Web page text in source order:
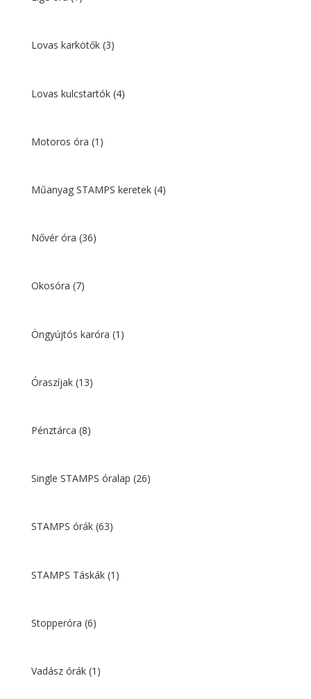
Lovas karkötők (3)
Lovas kulcstartók (4)
Motoros óra (1)
Műanyag STAMPS keretek (4)
Nővér óra (36)
Okosóra (7)
Öngyújtós karóra (1)
Óraszíjak (13)
Pénztárca (8)
Single STAMPS óralap (26)
STAMPS órák (63)
STAMPS Táskák (1)
Stopperóra (6)
Vadász órák (1)